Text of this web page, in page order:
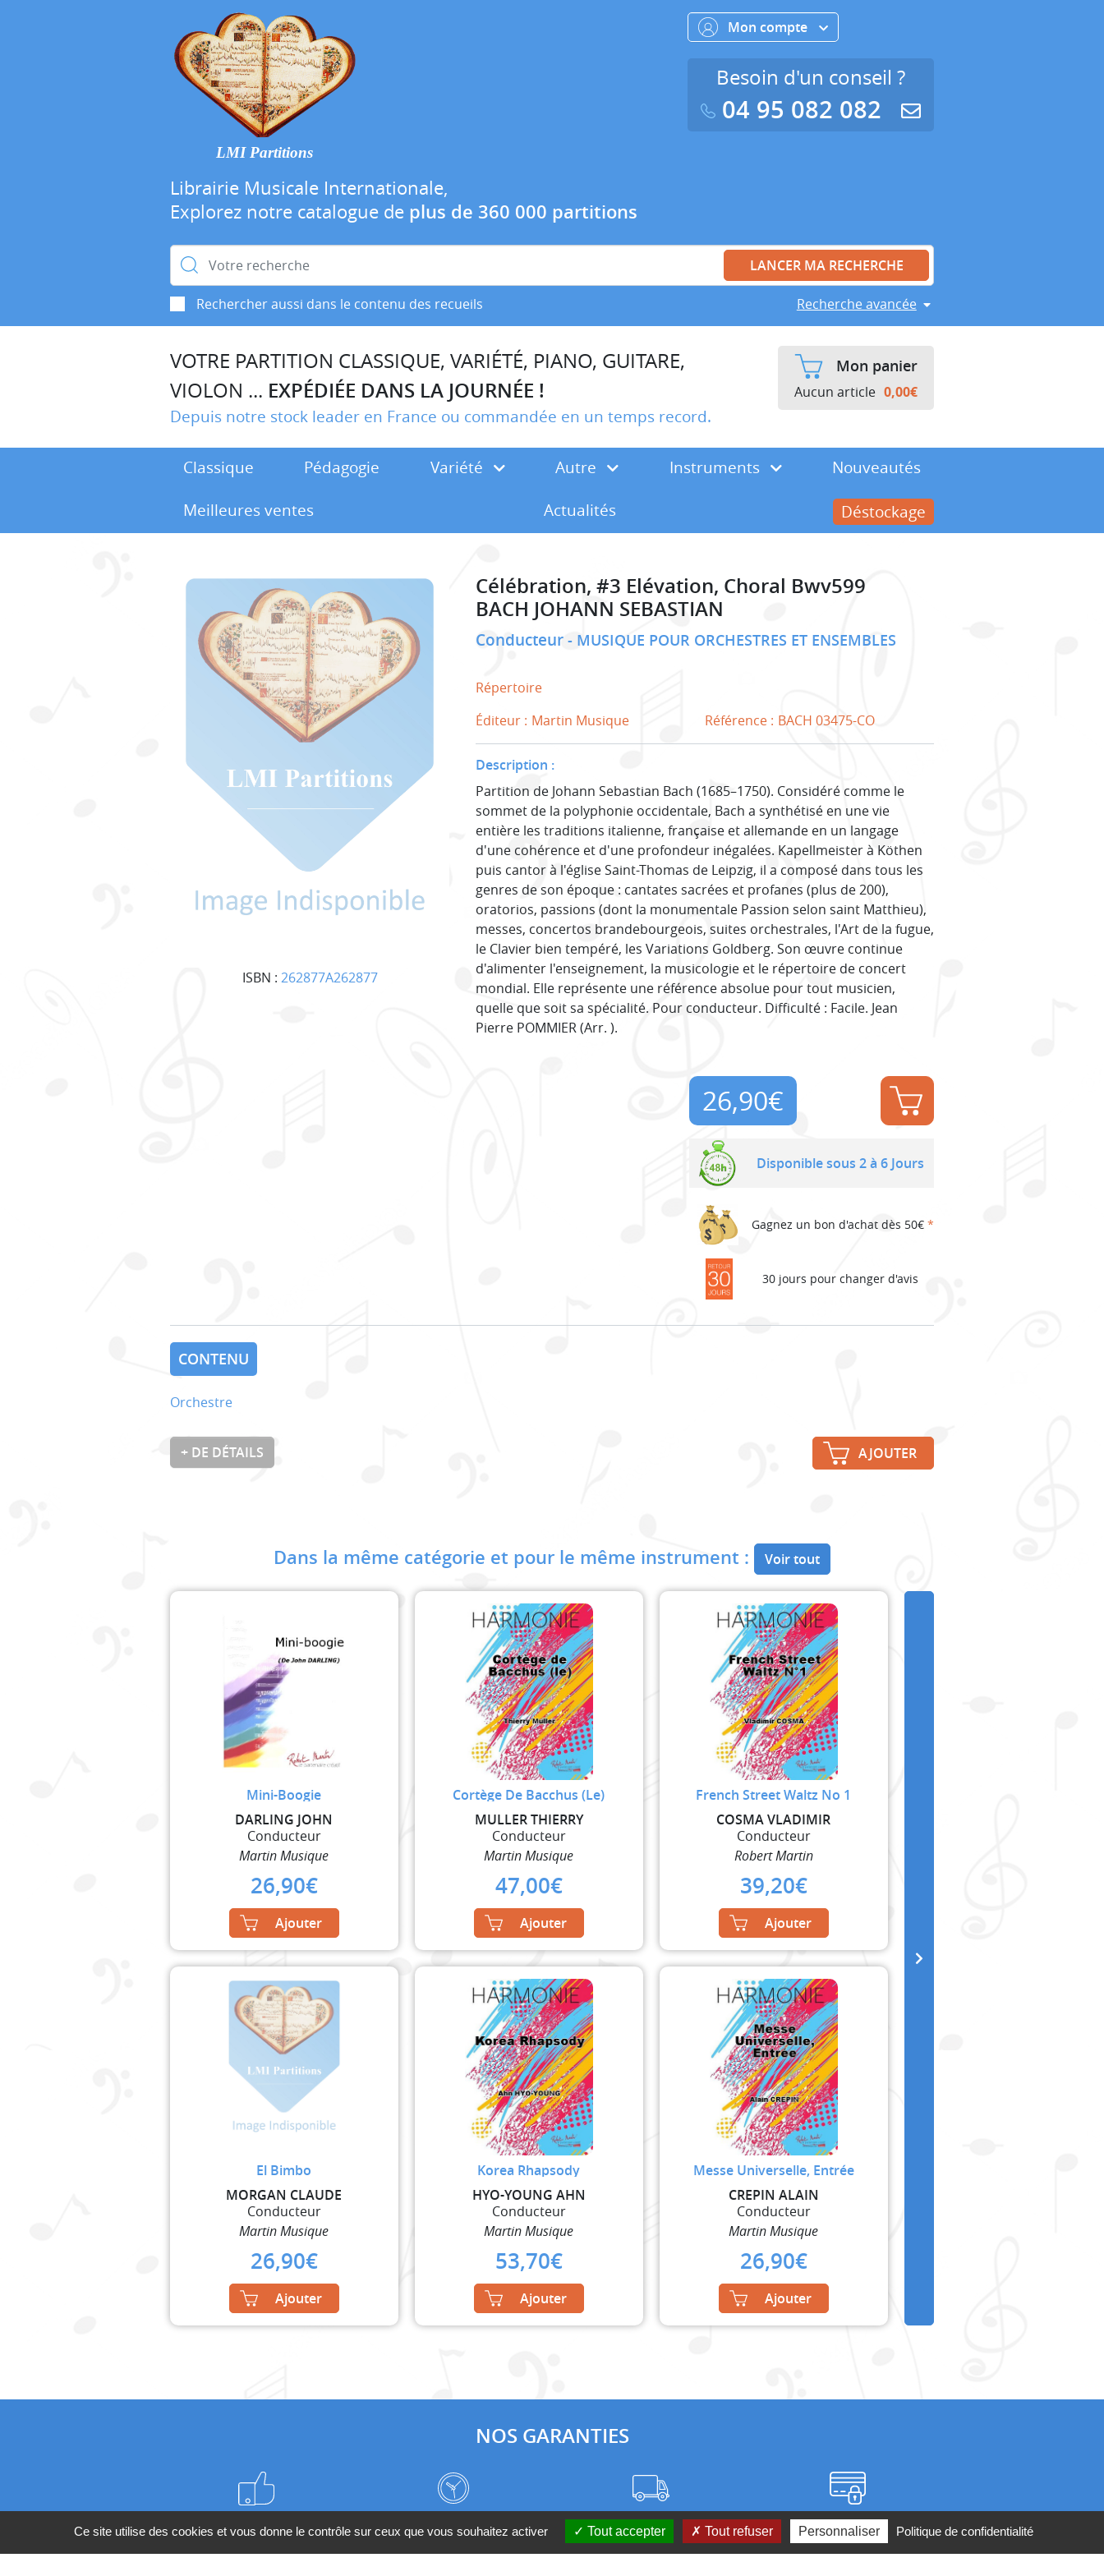
LMI Partitions
Librairie Musicale Internationale,
Explorez notre catalogue de plus de 360 000 partitions
Rechercher :
Rechercher aussi dans le contenu des recueils Recherche avancée
Mon compte
Besoin d'un conseil ?
04 95 082 082
VOTRE PARTITION CLASSIQUE, VARIÉTÉ, PIANO, GUITARE,
VIOLON ... EXPÉDIÉE DANS LA JOURNÉE !
Depuis notre stock leader en France ou commandée en un temps record.
Mon panier
Aucun article 0,00€
Classique Pédagogie Variété Autre Instruments
Nouveautés
Meilleures ventes
Actualités Déstockage
ISBN : 262877A262877
Célébration, #3 Elévation, Choral Bwv599
BACH JOHANN SEBASTIAN
Conducteur MUSIQUE POUR ORCHESTRES ET ENSEMBLES
Répertoire
Éditeur : Martin Musique Référence : BACH 03475-CO
Description :
Partition de Johann Sebastian Bach (1685–1750). Considéré comme le
sommet de la polyphonie occidentale, Bach a synthétisé en une vie
entière les traditions italienne, française et allemande en un langage
d'une cohérence et d'une profondeur inégalées. Kapellmeister à Köthen
puis cantor à l'église Saint-Thomas de Leipzig, il a composé dans tous les
genres de son époque : cantates sacrées et profanes (plus de 200),
oratorios, passions (dont la monumentale Passion selon saint Matthieu),
messes, concertos brandebourgeois, suites orchestrales, l'Art de la fugue,
le Clavier bien tempéré, les Variations Goldberg. Son œuvre continue
d'alimenter l'enseignement, la musicologie et le répertoire de concert
mondial. Elle représente une référence absolue pour tout musicien,
quelle que soit sa spécialité. Pour conducteur. Difficulté : Facile. Jean
Pierre POMMIER (Arr. ).
26,90€
Disponible sous 2 à 6 Jours
Gagnez un bon d'achat dès 50€ *
30 jours pour changer d'avis
CONTENU
Orchestre
+ DE DÉTAILS AJOUTER
Dans la même catégorie et pour le même instrument : Voir tout
Mini-Boogie
DARLING JOHN
Conducteur
Martin Musique
26,90€
Ajouter
Cortège De Bacchus (Le)
MULLER THIERRY
Conducteur
Martin Musique
47,00€
Ajouter
French Street Waltz No 1
COSMA VLADIMIR
Conducteur
Robert Martin
39,20€
Ajouter
El Bimbo
MORGAN CLAUDE
Conducteur
Martin Musique
26,90€
Ajouter
Korea Rhapsody
HYO-YOUNG AHN
Conducteur
Martin Musique
53,70€
Ajouter
Messe Universelle, Entrée
CREPIN ALAIN
Conducteur
Martin Musique
26,90€
Ajouter
NOS GARANTIES
Meilleurs prix du web Frais de port à prix coûtant Paiement sécurisé
Ce site utilise des cookies et vous donne le contrôle sur ceux que vous souhaitez activer Tout accepter Tout refuser Personnaliser Politique de confidentialité